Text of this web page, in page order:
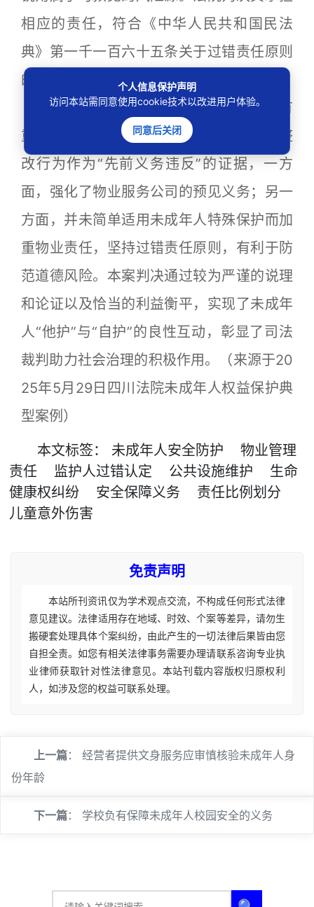
相应的责任，符合《中华人民共和国民法
典》第一千一百六十五条关于过错责任原则
的规定。
再次，本案判决对同类案件的裁判具有
重要参考价值。法院将物业服务公司事后整
改行为作为“先前义务违反”的证据，一方
面，强化了物业服务公司的预见义务；另一
方面，并未简单适用未成年人特殊保护而加
重物业责任，坚持过错责任原则，有利于防
范道德风险。本案判决通过较为严谨的说理
和论证以及恰当的利益衡平，实现了未成年
人“他护”与“自护”的良性互动，彰显了司法
裁判助力社会治理的积极作用。（来源于20
25年5月29日四川法院未成年人权益保护典
型案例）
本文标签： 未成年人安全防护
物业管理
责任
监护人过错认定 公共设施维护
生命
健康权纠纷
安全保障义务
责任比例划分
儿童意外伤害
免责声明
本站所刊资讯仅为学术观点交流，不构成任何形式法律
意见建议。法律适用存在地域、时效、个案等差异，请勿生
搬硬套处理具体个案纠纷，由此产生的一切法律后果皆由您
自担全责。如您有相关法律事务需要办理请联系咨询专业执
业律师获取针对性法律意见。本站刊载内容版权归原权利
人，如涉及您的权益可联系处理。
上一篇： 经营者提供文身服务应审慎核验未成年人身
份年龄
下一篇： 学校负有保障未成年人校园安全的义务
个人信息保护声明
访问本站需同意使用cookie技术以改进用户体验。
同意后关闭